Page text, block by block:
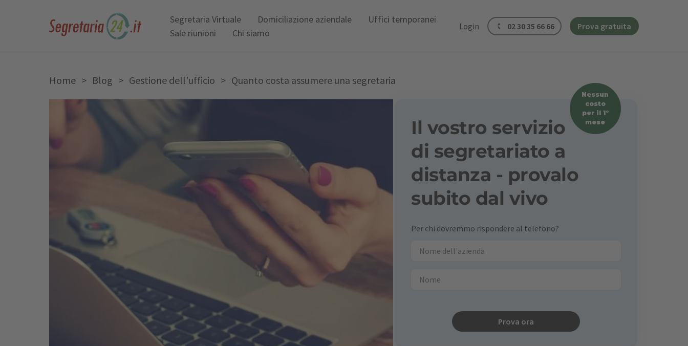
Segretaria Virtuale Domiciliazione aziendale
Uffici temporanei
Sale riunioni
Chi siamo
Login 02 30 35 66 66 Prova gratuita
Home > Blog > Gestione dell'ufficio > Quanto costa assumere una segretaria
Nessun
costo
per il 1º
mese
Il vostro servizio
di segretariato a
distanza - provalo
subito dal vivo
Per chi dovremmo rispondere al telefono?
Prova ora